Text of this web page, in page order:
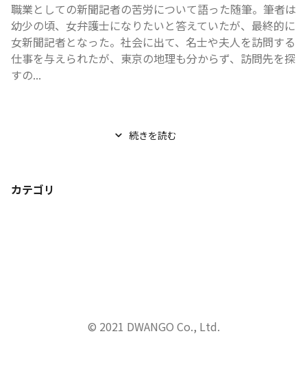
職業としての新聞記者の苦労について語った随筆。筆者は
幼少の頃、女弁護士になりたいと答えていたが、最終的に
女新聞記者となった。社会に出て、名士や夫人を訪問する
仕事を与えられたが、東京の地理も分からず、訪問先を探
すの...
続きを読む
カテゴリ
© 2021 DWANGO Co., Ltd.